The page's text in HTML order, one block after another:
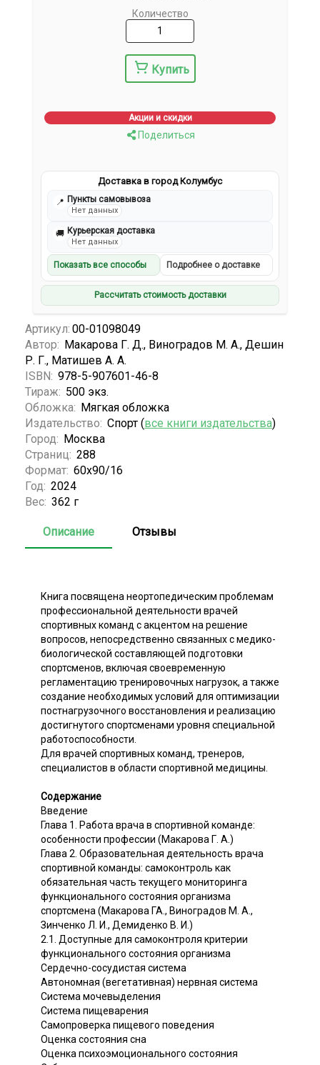
Количество
Купить
Акции и скидки
Поделиться
Доставка в город Колумбус
📍 Пункты самовывоза
Нет данных
🚚 Курьерская доставка
Нет данных
Показать все способы Подробнее о доставке
Рассчитать стоимость доставки
Артикул: 00-01098049
Автор: Макарова Г. Д., Виноградов М. А., Дешин
Р. Г., Матишев А. А.
ISBN: 978-5-907601-46-8
Тираж: 500 экз.
Обложка: Мягкая обложка
Издательство: Спорт (все книги издательства)
Город: Москва
Страниц: 288
Формат: 60х90/16
Год: 2024
Вес: 362 г
Описание Отзывы
Книга посвящена неортопедическим проблемам
профессиональной деятельности врачей
спортивных команд с акцентом на решение
вопросов, непосредственно связанных с медико-
биологической составляющей подготовки
спортсменов, включая своевременную
регламентацию тренировочных нагрузок, а также
создание необходимых условий для оптимизации
постнагрузочного восстановления и реализацию
достигнутого спортсменами уровня специальной
работоспособности.
Для врачей спортивных команд, тренеров,
специалистов в области спортивной медицины.
Содержание
Введение
Глава 1. Работа врача в спортивной команде:
особенности профессии (Макарова Г. А.)
Глава 2. Образовательная деятельность врача
спортивной команды: самоконтроль как
обязательная часть текущего мониторинга
функционального состояния организма
спортсмена (Макарова ГА., Виноградов М. А.,
Зинченко Л. И., Демиденко В. И.)
2.1. Доступные для самоконтроля критерии
функционального состояния организма
Сердечно-сосудистая система
Автономная (вегетативная) нервная система
Система мочевыделения
Система пищеварения
Самопроверка пищевого поведения
Оценка состояния сна
Оценка психоэмоционального состояния